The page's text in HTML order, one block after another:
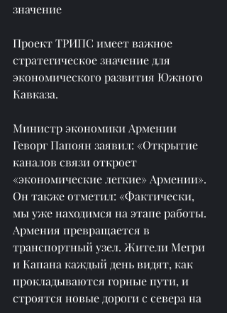
значение
Проект ТРИПС имеет важное
стратегическое значение для
экономического развития Южного
Кавказа.
Министр экономики Армении
Геворг Папоян заявил: «Открытие
каналов связи откроет
«экономические легкие» Армении».
Он также отметил: «Фактически,
мы уже находимся на этапе работы.
Армения превращается в
транспортный узел. Жители Мегри
и Капана каждый день видят, как
прокладываются горные пути, и
строятся новые дороги с севера на